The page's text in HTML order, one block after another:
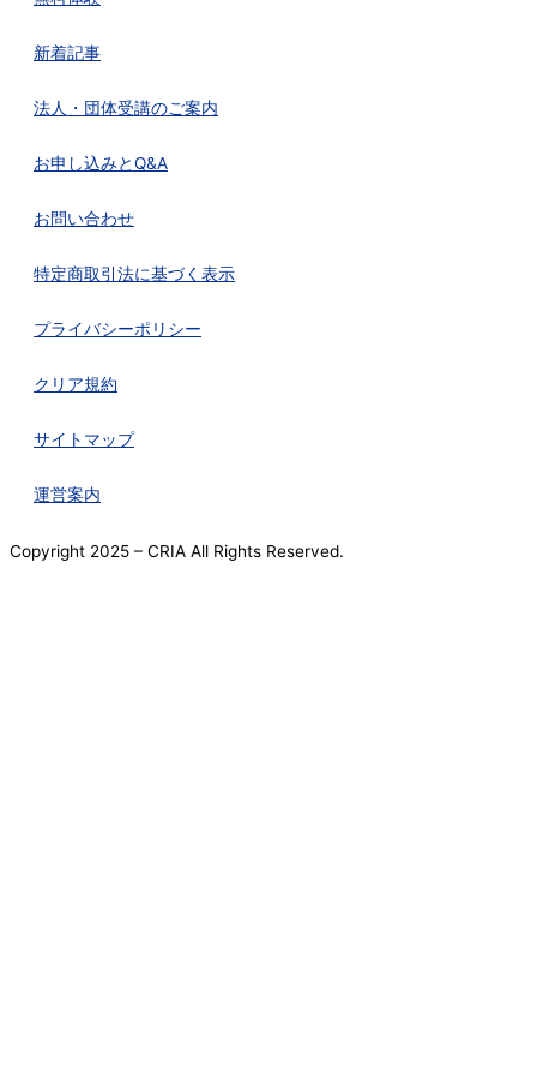
新着記事
法人・団体受講のご案内
お申し込みとQ&A
お問い合わせ
特定商取引法に基づく表示
プライバシーポリシー
クリア規約
サイトマップ
運営案内
Copyright 2025 – CRIA All Rights Reserved.